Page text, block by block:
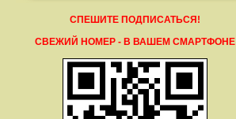
СПЕШИТЕ ПОДПИСАТЬСЯ!
СВЕЖИЙ НОМЕР - В ВАШЕМ СМАРТФОНЕ